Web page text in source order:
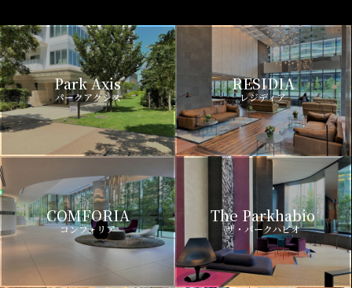
Park Axis
パークアクシス
RESIDIA
レジディア
COMFORIA
コンフォリア
The Parkhabio
ザ・パークハビオ